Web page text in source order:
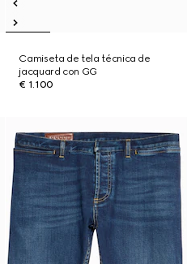
Camiseta de tela técnica de
jacquard con GG
€ 1.100